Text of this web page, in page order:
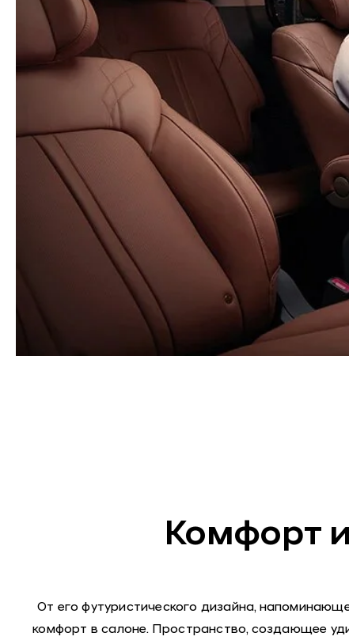
Комфорт
От его футуристического дизайна,
комфорт в салоне. Пространство, создающее